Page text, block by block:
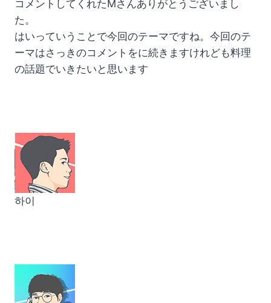
コメントしてくれたMさんありがとうございまし
た。
はいっていうことで今回のテーマですね。今回のテ
ーマはさっきのコメントをに続きますけれども料理
の話題でいきたいと思います
하이